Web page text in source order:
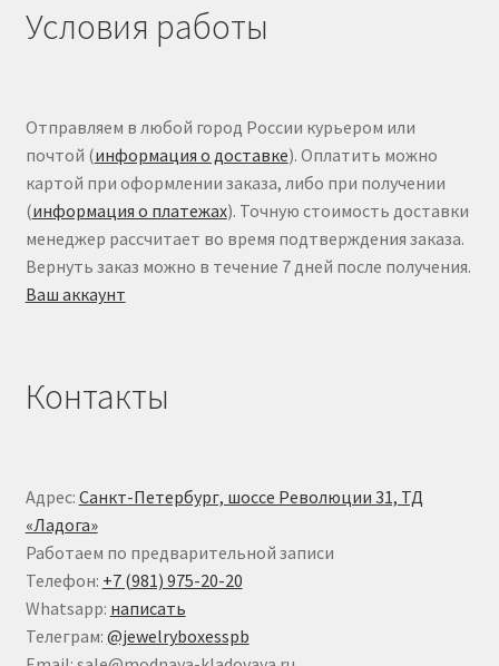
Условия работы
Отправляем в любой город России курьером или
почтой (информация о доставке). Оплатить можно
картой при оформлении заказа, либо при получении
(информация о платежах). Точную стоимость доставки
менеджер рассчитает во время подтверждения заказа.
Вернуть заказ можно в течение 7 дней после получения.
Ваш аккаунт
Контакты
Адрес: Санкт-Петербург, шоссе Революции 31, ТД
«Ладога»
Работаем по предварительной записи
Телефон: +7 (981) 975-20-20
Whatsapp: написать
Телеграм: @jewelryboxesspb